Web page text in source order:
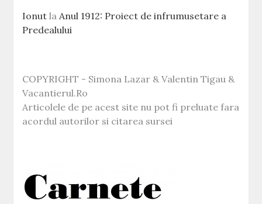
Ionut laAnul 1912: Proiect de infrumusetare a
Predealului
COPYRIGHT - Simona Lazar & Valentin Tigau &
Vacantierul.Ro
Articolele de pe acest site nu pot fi preluate fara
acordul autorilor si citarea sursei